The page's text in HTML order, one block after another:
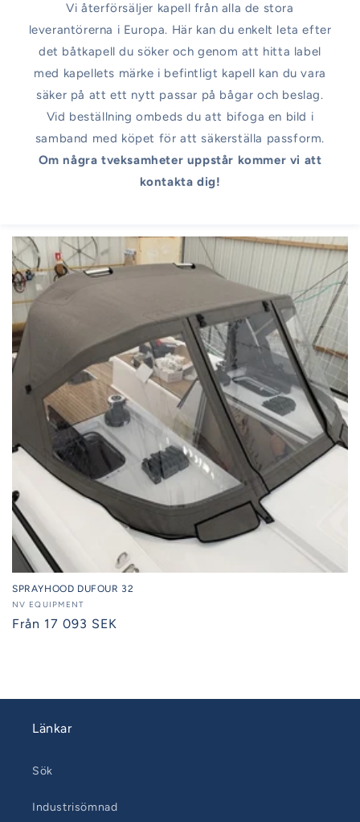
Vi återförsäljer kapell från alla de stora
leverantörerna i Europa. Här kan du enkelt leta efter
det båtkapell du söker och genom att hitta label
med kapellets märke i befintligt kapell kan du vara
säker på att ett nytt passar på bågar och beslag.
Vid beställning ombeds du att bifoga en bild i
samband med köpet för att säkerställa passform.
Om några tveksamheter uppstår kommer vi att
kontakta dig!
SPRAYHOOD DUFOUR 32
Säljare:
NV EQUIPMENT
Ordinarie
Från 17 093 SEK
Länkar
Sök
Industrisömnad